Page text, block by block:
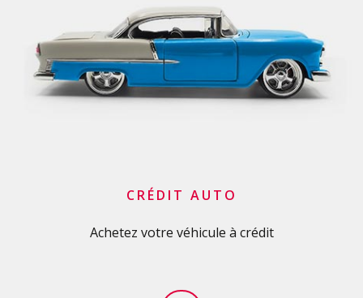
CRÉDIT AUTO
Achetez votre véhicule à crédit